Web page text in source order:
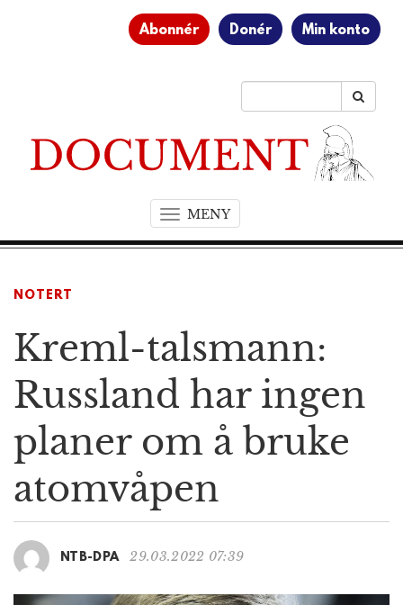
Abonnér Donér Min konto
MENYT
o
a
i
a
t
NOTERT
Kreml-talsmann:
Russland har ingen
planer om å bruke
atomvåpen
NTB-DPA 29.03.2022 07:39